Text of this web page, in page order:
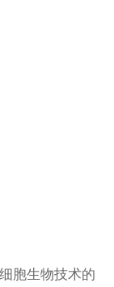
胞生物技术的